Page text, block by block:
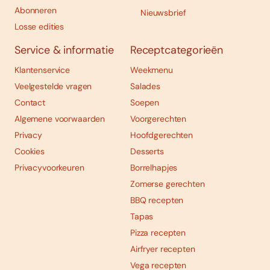
Abonneren
Losse edities
Nieuwsbrief
Service & informatie
Klantenservice
Veelgestelde vragen
Contact
Algemene voorwaarden
Privacy
Cookies
Privacyvoorkeuren
Receptcategorieën
Weekmenu
Salades
Soepen
Voorgerechten
Hoofdgerechten
Desserts
Borrelhapjes
Zomerse gerechten
BBQ recepten
Tapas
Pizza recepten
Airfryer recepten
Vega recepten